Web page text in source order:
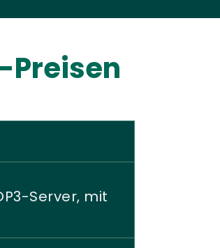
Preisen
Server, mit